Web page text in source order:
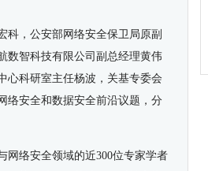
科，公安部网络安全保卫局原副
数智科技有限公司副总经理黄伟
心科研室主任杨波，关基专委会
络安全和数据安全前沿议题，分
网络安全领域的近300位专家学者